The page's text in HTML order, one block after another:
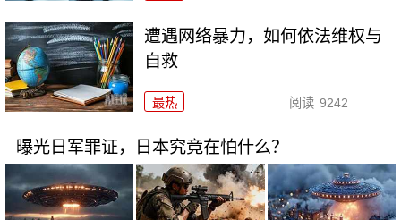
遭遇网络暴力，如何依法维权与
自救
最热 阅读 9242
曝光日军罪证，日本究竟在怕什么？